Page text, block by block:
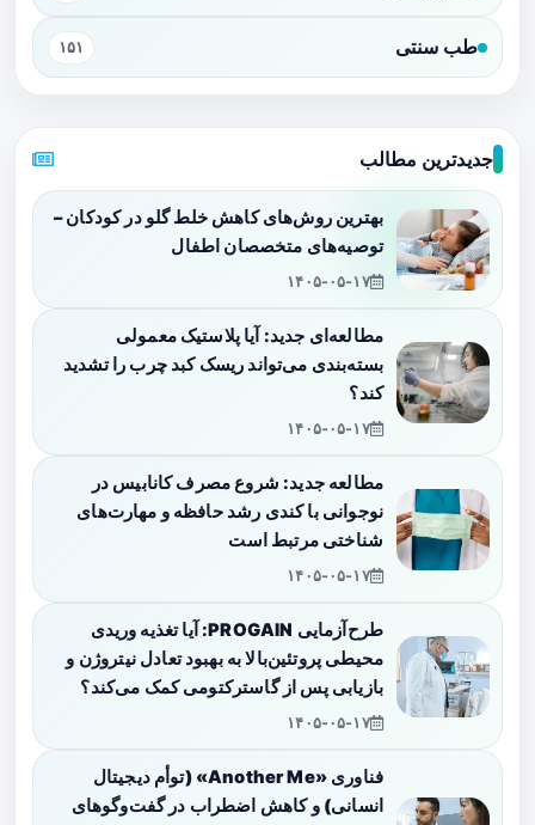
طب سنتی ۱۵۱
جدیدترین مطالب
بهترین روش‌های کاهش خلط گلو در کودکان –
توصیه‌های متخصصان اطفال
۱۴۰۵-۰۵-۱۷
مطالعه‌ای جدید: آیا پلاستیک معمولی
بسته‌بندی می‌تواند ریسک کبد چرب را تشدید
کند؟
۱۴۰۵-۰۵-۱۷
مطالعه جدید: شروع مصرف کانابیس در
نوجوانی با کندی رشد حافظه و مهارت‌های
شناختی مرتبط است
۱۴۰۵-۰۵-۱۷
طرح‌آزمایی PROGAIN: آیا تغذیه وریدی
محیطی پروتئین‌بالا به بهبود تعادل نیتروژن و
بازیابی پس از گاسترکتومی کمک می‌کند؟
۱۴۰۵-۰۵-۱۷
فناوری «Another Me» (توأم دیجیتال
انسانی) و کاهش اضطراب در گفت‌وگوهای